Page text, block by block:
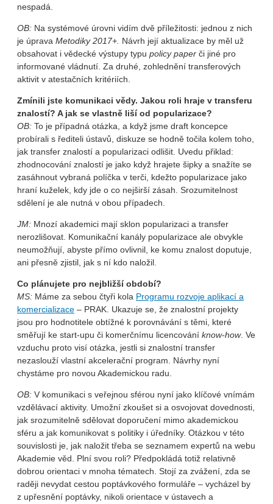
nespadá.
OB: Na systémové úrovni vidím dvě příležitosti: jednou z nich
je úprava Metodiky 2017+. Návrh její aktualizace by měl už
obsahovat i vědecké výstupy typu policy paper či jiné pro
informované vládnutí. Za druhé, zohlednění transferových
aktivit v atestačních kritériích.
Zmínili jste komunikaci vědy. Jakou roli hraje v transferu
znalostí? A jak se vlastně liší od popularizace?
OB: To je případná otázka, a když jsme draft koncepce
probírali s řediteli ústavů, diskuze se hodně točila kolem toho,
jak transfer znalostí a popularizaci odlišit. Uvedu přiklad:
zhodnocování znalostí je jako když hrajete šipky a snažíte se
zasáhnout vybraná políčka v terči, kdežto popularizace jako
hraní kuželek, kdy jde o co nejširší zásah. Srozumitelnost
sdělení je ale nutná v obou případech.
JM: Mnozí akademici mají sklon popularizaci a transfer
nerozlišovat. Komunikační kanály popularizace ale obvykle
neumožňují, abyste přímo ovlivnil, ke komu znalost doputuje,
ani přesně zjistil, jak s ní kdo naložil.
Co plánujete pro nejbližší období?
MS: Máme za sebou čtyři kola Programu rozvoje aplikací a
komercializace – PRAK. Ukazuje se, že znalostní projekty
jsou pro hodnotitele obtížné k porovnávání s těmi, které
směřují ke start-upu či komerčnímu licencování know-how. Ve
vzduchu proto visí otázka, jestli si znalostní transfer
nezaslouží vlastní akcelerační program. Návrhy nyní
chystáme pro novou Akademickou radu.
OB: V komunikaci s veřejnou sférou nyní jako klíčové vnímám
vzdělávací aktivity. Umožní zkoušet si a osvojovat dovednosti,
jak srozumitelně sdělovat doporučení mimo akademickou
sféru a jak komunikovat s politiky i úředníky. Otázkou v této
souvislosti je, jak naložit třeba se seznamem expertů na webu
Akademie věd. Plní svou roli? Předpokládá totiž relativně
dobrou orientaci v mnoha tématech. Stojí za zvážení, zda se
raději nevydat cestou poptávkového formuláře – vycházel by
z upřesnění poptávky, nikoli orientace v ústavech a